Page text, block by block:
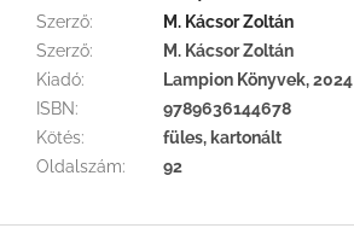
Szerző:
M. Kácsor Zoltán
Szerző:
M. Kácsor Zoltán
Kiadó:
Lampion Könyvek, 2024
ISBN:
9789636144678
Kötés:
füles, kartonált
Oldalszám: 92